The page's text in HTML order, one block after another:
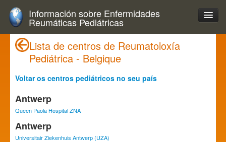
Información sobre Enfermidades
Reumáticas Pediátricas
Lista de centros de Reumatoloxía
Pediátrica - Belgique
Voltar os centros pediátricos no seu país
Antwerp
Queen Paola Hospital ZNA
Antwerp
Universitair Ziekenhuis Antwerp (UZA)